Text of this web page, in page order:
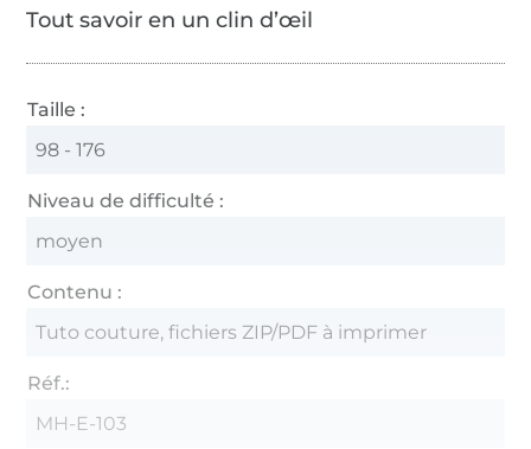
Tout savoir en un clin d’œil
Taille :
98 - 176
Niveau de difficulté :
moyen
Contenu :
Tuto couture, fichiers ZIP/PDF à imprimer
Réf.:
MH-E-103